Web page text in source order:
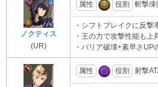
ノクティス
(UR)
属性 役割 斬撃/
・シフトブレイクに反撃
・王の力で攻撃性能も上
・バリア破壊+素早さUP
属性 役割 射撃